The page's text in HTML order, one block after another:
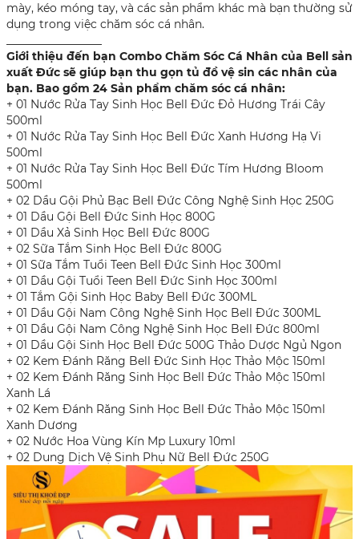
mày, kéo móng tay, và các sản phẩm khác mà bạn thường sử
dụng trong việc chăm sóc cá nhân.
Giới thiệu đến bạn Combo Chăm Sóc Cá Nhân của Bell sản
xuất Đức sẽ giúp bạn thu gọn tủ đồ vệ sin các nhân của
bạn. Bao gồm 24 Sản phẩm chăm sóc cá nhân:
+ 01 Nước Rửa Tay Sinh Học Bell Đức Đỏ Hương Trái Cây
500ml
+ 01 Nước Rửa Tay Sinh Học Bell Đức Xanh Hương Hạ Vi
500ml
+ 01 Nước Rửa Tay Sinh Học Bell Đức Tím Hương Bloom
500ml
+ 02 Dầu Gội Phủ Bạc Bell Đức Công Nghệ Sinh Học 250G
+ 01 Dầu Gội Bell Đức Sinh Học 800G
+ 01 Dầu Xả Sinh Học Bell Đức 800G
+ 02 Sữa Tắm Sinh Học Bell Đức 800G
+ 01 Sữa Tắm Tuổi Teen Bell Đức Sinh Học 300ml
+ 01 Dầu Gội Tuổi Teen Bell Đức Sinh Học 300ml
+ 01 Tắm Gội Sinh Học Baby Bell Đức 300ML
+ 01 Dầu Gội Nam Công Nghệ Sinh Học Bell Đức 300ML
+ 01 Dầu Gội Nam Công Nghệ Sinh Học Bell Đức 800ml
+ 01 Dầu Gội Sinh Học Bell Đức 500G Thảo Dược Ngủ Ngon
+ 02 Kem Đánh Răng Bell Đức Sinh Học Thảo Mộc 150ml
+ 02 Kem Đánh Răng Sinh Học Bell Đức Thảo Mộc 150ml
Xanh Lá
+ 02 Kem Đánh Răng Sinh Học Bell Đức Thảo Mộc 150ml
Xanh Dương
+ 02 Nước Hoa Vùng Kín Mp Luxury 10ml
+ 02 Dung Dịch Vệ Sinh Phụ Nữ Bell Đức 250G